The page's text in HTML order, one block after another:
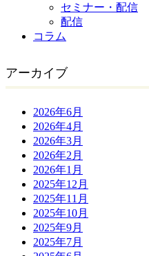
セミナー・配信
配信
コラム
アーカイブ
2026年6月
2026年4月
2026年3月
2026年2月
2026年1月
2025年12月
2025年11月
2025年10月
2025年9月
2025年7月